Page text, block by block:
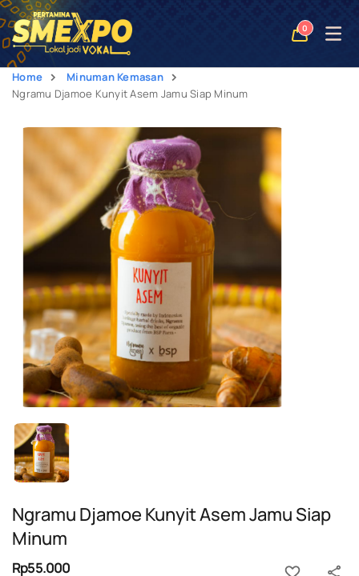
0
Open
Home
Minuman Kemasan
Ngramu Djamoe Kunyit Asem Jamu Siap Minum
Ngramu Djamoe Kunyit Asem Jamu Siap
Minum
Rp55.000